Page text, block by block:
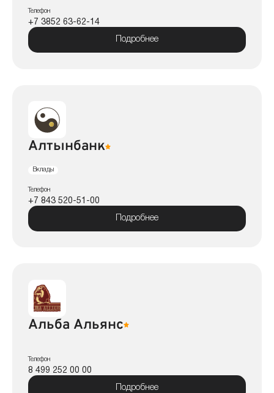
Телефон
+7 3852 63-62-14
Подробнее
Алтынбанк
Вклады
Телефон
+7 843 520-51-00
Подробнее
Альба Альянс
Телефон
8 499 252 00 00
Подробнее